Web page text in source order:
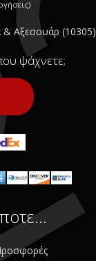
& Αξεσουάρ (10305)
ψάχνετε;